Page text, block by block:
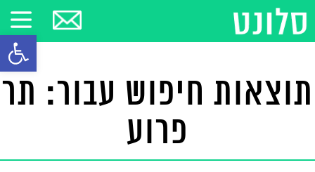
פתח
תוצאות חיפוש עבור: תר
פרוע